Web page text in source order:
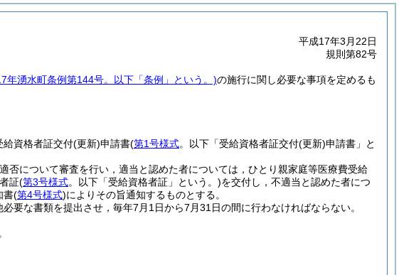
平成17年3月22日
規則第82号
年湧水町条例第144号。以下「条例」という。)の施行に関し必要な事項を定めるも
給資格者証交付(更新)申請書(第1号様式。以下「受給資格者証交付(更新)申請書」と
否について審査を行い，適当と認めた者については，ひとり親家庭等医療費受給
証(第3号様式。以下「受給資格者証」という。)を交付し，不適当と認めた者につ
書(第4号様式)によりその旨通知するものとする。
要な書類を提出させ，毎年7月1日から7月31日の間に行わなければならない。